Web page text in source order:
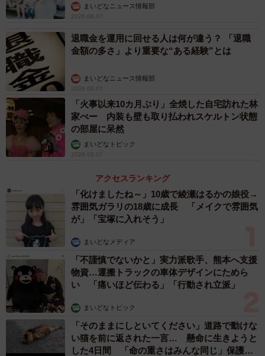
まいどなニュース情報部
2026.08.07
退職金を運用に回せる人は何が違う？ 「退職
金額の多さ」より重要な“ある経験”とは
まいどなニュース情報部
2026.08.07
「火事以来10カ月ぶり」全焼した自宅訪れた林
家ぺー 内装も壁も取り払われスケルトン状態
の部屋に呆然
まいどなトピック
2026.08.07
アクセスランキング
「化けましたね～」10歳で綾瀬はるかの娘役→
雰囲気ガラリの18歳に成長 「メイクで雰囲気
が」「宝塚に入れそう」
まいどなメディア
「不謹慎でないかと」実力派歌手、熊本へ支援
物資…運搬トラックの車体デザインにためら
い 「痛いほど伝わる」「行動され立派」
まいどなトピック
「そのままにしといてください」道路で動けな
い猫を前に返された一言… 懸命に生きようと
した4日間 「命の重さはみんな同じ」保護団